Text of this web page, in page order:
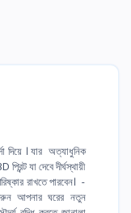
দিয়ে । যার অত্যাধুনিক
যা দেবে দীর্ঘস্থায়ী
রাখতে পারবেন। -
আপনার ঘরের নতুন